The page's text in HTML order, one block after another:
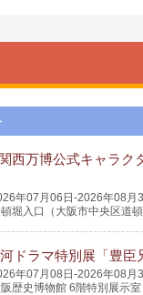
西万博公式キャラク
年07月06日-2026年08月
堀入口（大阪市中央区道頓
ドラマ特別展「豊臣
年07月08日-2026年08月
歴史博物館 6階特別展示